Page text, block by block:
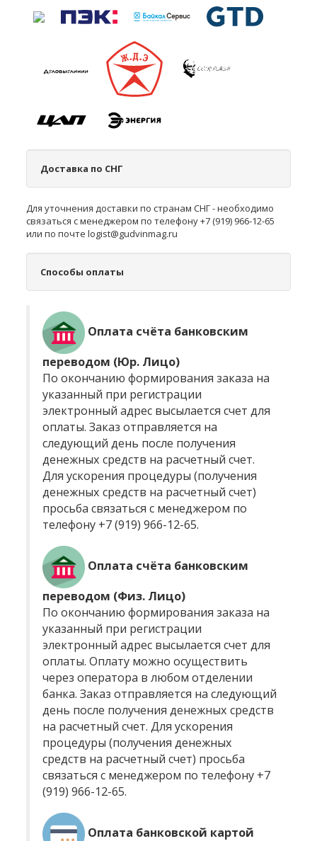
Доставка по СНГ
Для уточнения доставки по странам СНГ - необходимо
связаться с менеджером по телефону +7 (919) 966-12-65
или по почте logist@gudvinmag.ru
Способы оплаты
Оплата счёта банковским
переводом (Юр. Лицо)
По окончанию формирования заказа на
указанный при регистрации
электронный адрес высылается счет для
оплаты. Заказ отправляется на
следующий день после получения
денежных средств на расчетный счет.
Для ускорения процедуры (получения
денежных средств на расчетный счет)
просьба связаться с менеджером по
телефону +7 (919) 966-12-65.
Оплата счёта банковским
переводом (Физ. Лицо)
По окончанию формирования заказа на
указанный при регистрации
электронный адрес высылается счет для
оплаты. Оплату можно осуществить
через оператора в любом отделении
банка. Заказ отправляется на следующий
день после получения денежных средств
на расчетный счет. Для ускорения
процедуры (получения денежных
средств на расчетный счет) просьба
связаться с менеджером по телефону +7
(919) 966-12-65.
Оплата банковской картой